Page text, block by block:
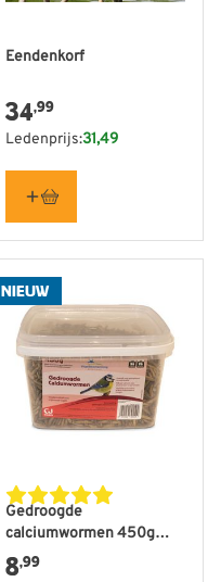
Eendenkorf
34,99
Ledenprijs:31,49
NIEUW
Gedroogde
calciumwormen 450g
(emmer)
8,99